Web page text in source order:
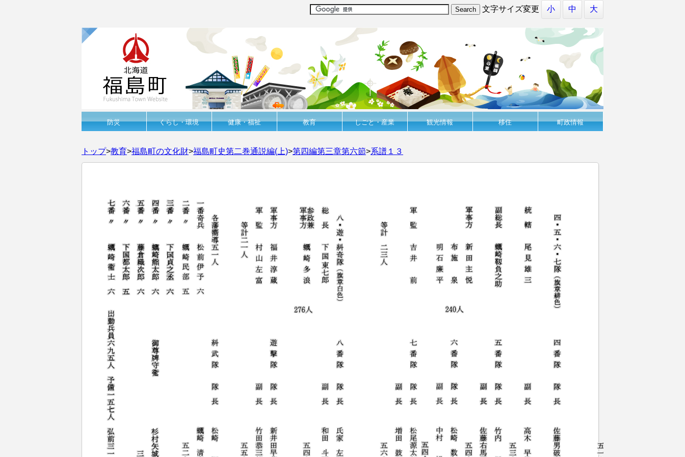
文字サイズ変更 小 中 大
防災 くらし・環境 健康・福祉 教育 しごと・産業 観光情報 移住 町政情報
トップ>教育>福島町の文化財>福島町史第二巻通説編(上)>第四編第三章第六節>系譜１３